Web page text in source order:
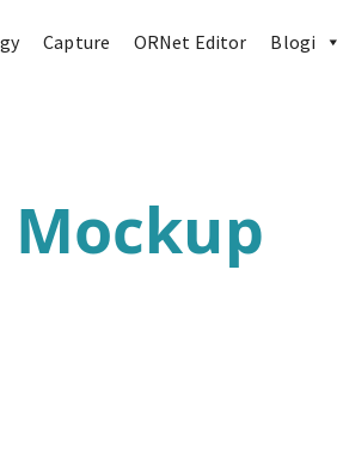
Capture ORNet Editor Blogi
Mockup